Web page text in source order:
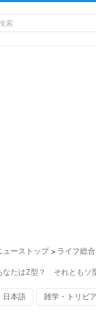
ューストップ > ライフ総
なたはZ型？ それともソ
日本語 雑学・トリビア